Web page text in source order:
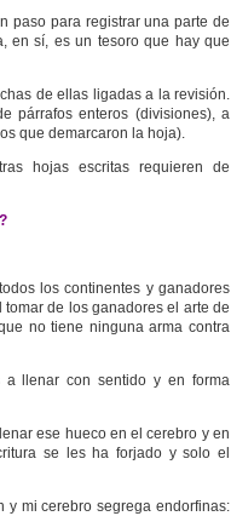
paso para registrar una parte de
en sí, es un tesoro que hay que
de ellas ligadas a la revisión.
párrafos enteros (divisiones), a
que demarcaron la hoja).
hojas escritas requieren de
los continentes y ganadores
de los ganadores el arte de
no tiene ninguna arma contra
llenar con sentido y en forma
ese hueco en el cerebro y en
se les ha forjado y solo el
y mi cerebro segrega endorfinas: